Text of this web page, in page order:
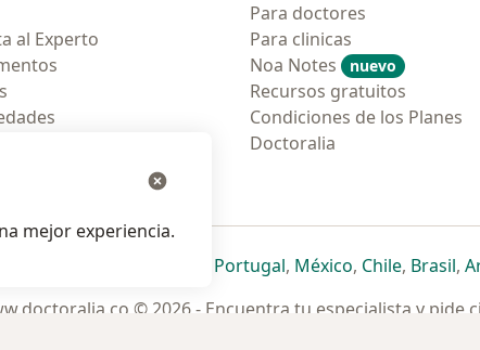
al Experto
Para doctores
Para clinicas
Noa Notes
nuevo
Recursos gratuitos
Condiciones de los Planes
Doctoralia
abre en una nueva pestaña
se abre en una nueva pestaña
se abre en una nueva pestaña
se abre en una nueva pestaña
Portugalse abre en una nueva
, Méxicose abre en una
, Chilese abre
, Brasilse
,
© 2026 - Encuentra tu especialista y pide
mejor experiencia.